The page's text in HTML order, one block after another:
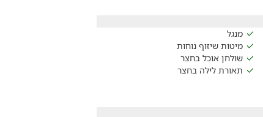
מנגל
מיטות שיזוף נוחות
שולחן אוכל בחצר
תאורת לילה בחצר